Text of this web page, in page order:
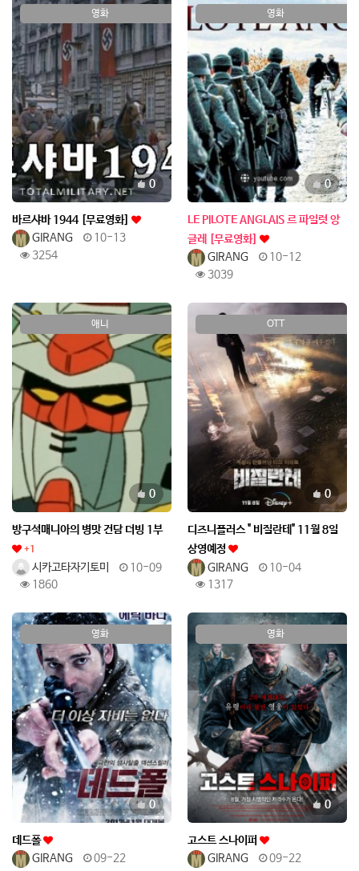
추천 0
영화
바르샤바 1944 [무료영화]
GIRANG
10-13
3254
추천 0
영화
LE PILOTE ANGLAIS 르 파일럿 앙
글레 [무료영화]
GIRANG
10-12
3039
추천 0
애니
방구석매니아의 병맛 건담 더빙 1부
+1
시카고타자기토미
10-09
1860
추천 0
OTT
디즈니플러스 " 비질란테" 11월 8일
상영예정
GIRANG
10-04
1317
추천 0
영화
데드폴
GIRANG
09-22
추천 0
영화
고스트 스나이퍼
GIRANG
09-22